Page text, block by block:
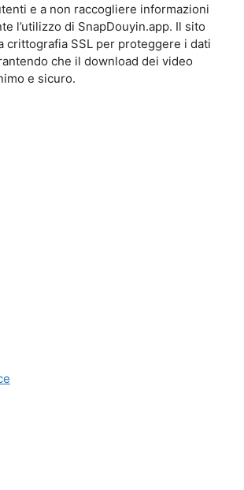
e a non raccogliere informazioni
l’utilizzo di SnapDouyin.app. Il sito
crittografia SSL per proteggere i dati
che il download dei video
e sicuro.